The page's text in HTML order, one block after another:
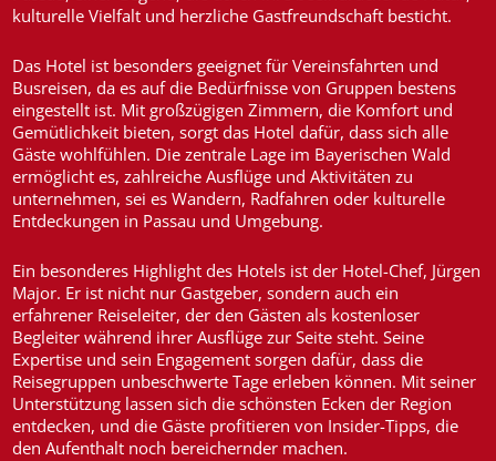
kulturelle Vielfalt und herzliche Gastfreundschaft besticht.
Das Hotel ist besonders geeignet für Vereinsfahrten und
Busreisen, da es auf die Bedürfnisse von Gruppen bestens
eingestellt ist. Mit großzügigen Zimmern, die Komfort und
Gemütlichkeit bieten, sorgt das Hotel dafür, dass sich alle
Gäste wohlfühlen. Die zentrale Lage im Bayerischen Wald
ermöglicht es, zahlreiche Ausflüge und Aktivitäten zu
unternehmen, sei es Wandern, Radfahren oder kulturelle
Entdeckungen in Passau und Umgebung.
Ein besonderes Highlight des Hotels ist der Hotel-Chef, Jürgen
Major. Er ist nicht nur Gastgeber, sondern auch ein
erfahrener Reiseleiter, der den Gästen als kostenloser
Begleiter während ihrer Ausflüge zur Seite steht. Seine
Expertise und sein Engagement sorgen dafür, dass die
Reisegruppen unbeschwerte Tage erleben können. Mit seiner
Unterstützung lassen sich die schönsten Ecken der Region
entdecken, und die Gäste profitieren von Insider-Tipps, die
den Aufenthalt noch bereichernder machen.